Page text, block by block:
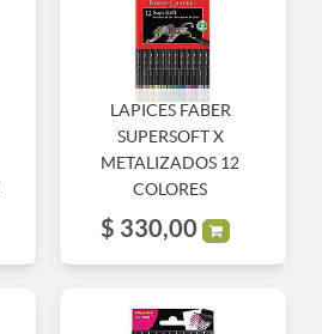
LAPICES FABER
SUPERSOFT X
METALIZADOS 12
COLORES
$ 330,00